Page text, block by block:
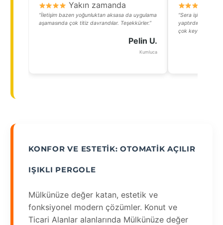
Yakın zamanda
“İletişim bazen yoğunluktan aksasa da uygulama
aşamasında çok titiz davrandılar. Teşekkürler.”
Pelin U.
Kumluca
“Sera işiyle
yaptırdım.
çok keyifli oluyor.”
KONFOR VE ESTETIK: OTOMATIK AÇILIR
IŞIKLI PERGOLE
Mülkünüze değer katan, estetik ve
fonksiyonel modern çözümler. Konut ve
Ticari Alanlar alanlarında Mülkünüze değer